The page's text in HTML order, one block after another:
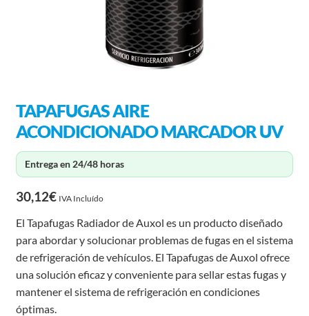
TAPAFUGAS AIRE
ACONDICIONADO MARCADOR UV
Entrega en 24/48 horas
30,12€ IVA Incluído
El Tapafugas Radiador de Auxol es un producto diseñado
para abordar y solucionar problemas de fugas en el sistema
de refrigeración de vehículos. El Tapafugas de Auxol ofrece
una solución eficaz y conveniente para sellar estas fugas y
mantener el sistema de refrigeración en condiciones
óptimas.